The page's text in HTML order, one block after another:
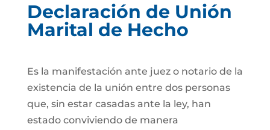
Declaración de Unión
Marital de Hecho
Es la manifestación ante juez o notario de la
existencia de la unión entre dos personas
que, sin estar casadas ante la ley, han
estado conviviendo de manera